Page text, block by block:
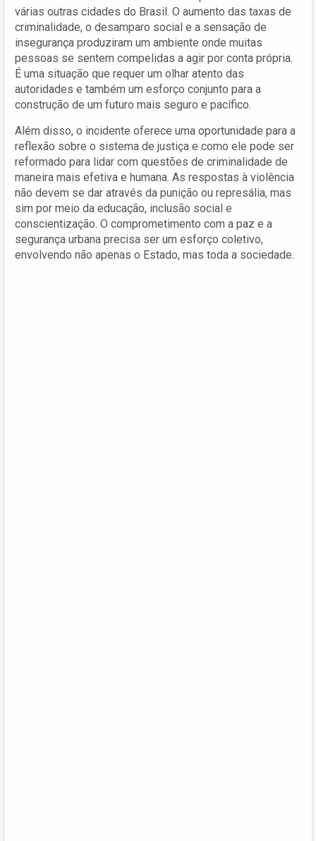
várias outras cidades do Brasil. O aumento das taxas de
criminalidade, o desamparo social e a sensação de
insegurança produziram um ambiente onde muitas
pessoas se sentem compelidas a agir por conta própria.
É uma situação que requer um olhar atento das
autoridades e também um esforço conjunto para a
construção de um futuro mais seguro e pacífico.
Além disso, o incidente oferece uma oportunidade para a
reflexão sobre o sistema de justiça e como ele pode ser
reformado para lidar com questões de criminalidade de
maneira mais efetiva e humana. As respostas à violência
não devem se dar através da punição ou represália, mas
sim por meio da educação, inclusão social e
conscientização. O comprometimento com a paz e a
segurança urbana precisa ser um esforço coletivo,
envolvendo não apenas o Estado, mas toda a sociedade.